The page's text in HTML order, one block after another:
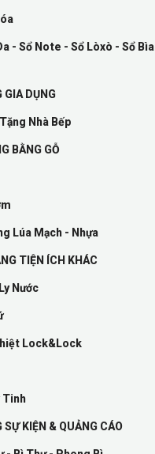
- Sổ Note - Sổ Lòxò - Sổ Bìa
GIA DỤNG
Nhà Bếp
BẰNG GỖ
Lúa Mạch - Nhựa
TIỆN ÍCH KHÁC
Nước
Lock&Lock
Tinh
SỰ KIỆN & QUẢNG CÁO